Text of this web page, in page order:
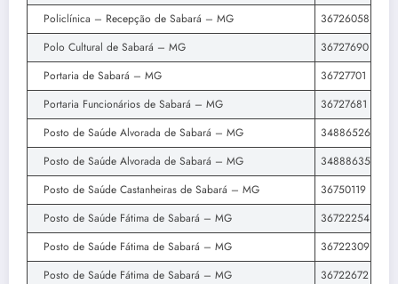
Policlínica – Recepção de Sabará – MG
36726058
Polo Cultural de Sabará – MG
36727690
Portaria de Sabará – MG
36727701
Portaria Funcionários de Sabará – MG
36727681
Posto de Saúde Alvorada de Sabará – MG
34886526
Posto de Saúde Alvorada de Sabará – MG
34888635
Posto de Saúde Castanheiras de Sabará – MG
36750119
Posto de Saúde Fátima de Sabará – MG
36722254
Posto de Saúde Fátima de Sabará – MG
36722309
Posto de Saúde Fátima de Sabará – MG
36722672